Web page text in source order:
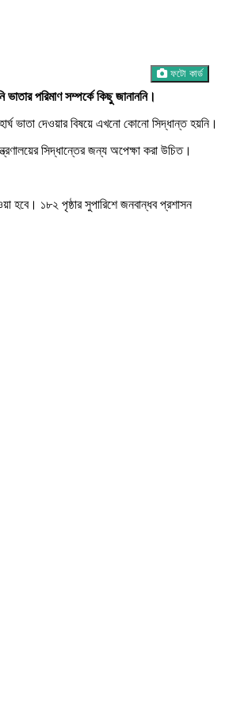
ফটো কার্ড
পরিমাণ সম্পর্কে কিছু জানাননি।
ভাতা দেওয়ার বিষয়ে এখনো কোনো সিদ্ধান্ত হয়নি।
সিদ্ধান্তের জন্য অপেক্ষা করা উচিত।
হবে। ১৮২ পৃষ্ঠার সুপারিশে জনবান্ধব প্রশাসন